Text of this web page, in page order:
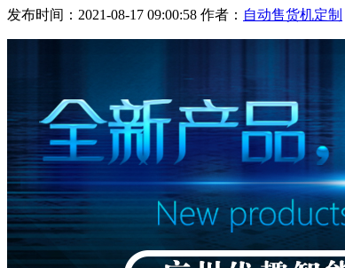
发布时间：2021-08-17 09:00:58 作者： 自动售货机定制